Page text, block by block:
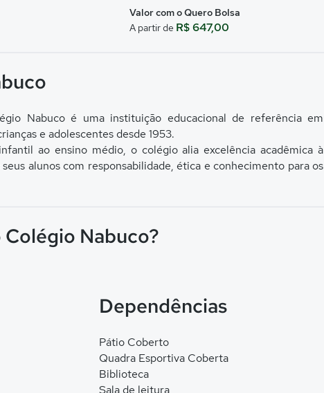
Valor com o Quero Bolsa
A partir de R$ 647,00
Nabuco é uma instituição educacional de referência em
e adolescentes desde 1953.
ao ensino médio, o colégio alia excelência acadêmica à
alunos com responsabilidade, ética e conhecimento para os
Nabuco?
Dependências
Pátio Coberto
Quadra Esportiva Coberta
Biblioteca
Sala de leitura